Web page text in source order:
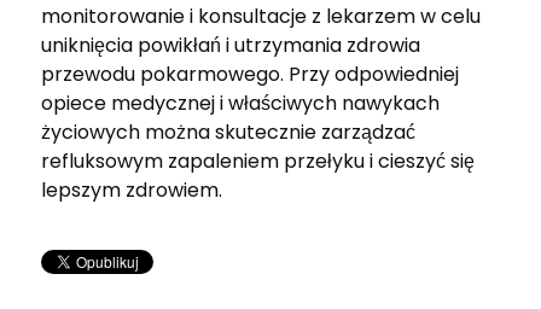
monitorowanie i konsultacje z lekarzem w celu
uniknięcia powikłań i utrzymania zdrowia
przewodu pokarmowego. Przy odpowiedniej
opiece medycznej i właściwych nawykach
życiowych można skutecznie zarządzać
refluksowym zapaleniem przełyku i cieszyć się
lepszym zdrowiem.